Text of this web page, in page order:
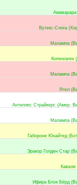
Вутекс-Слога
Малампа
Копенгаген
Малампа
Ятел
Антиллес Страйкерс (Амер.
Малампа
Габороне Юнайтед
Эракор Голден Стар
Кавали
Ифира Блэк Бёрд